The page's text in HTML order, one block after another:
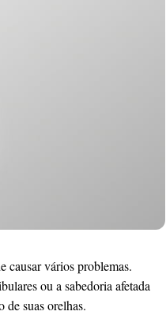
causar vários problemas.
ou a sabedoria afetada
de suas orelhas.